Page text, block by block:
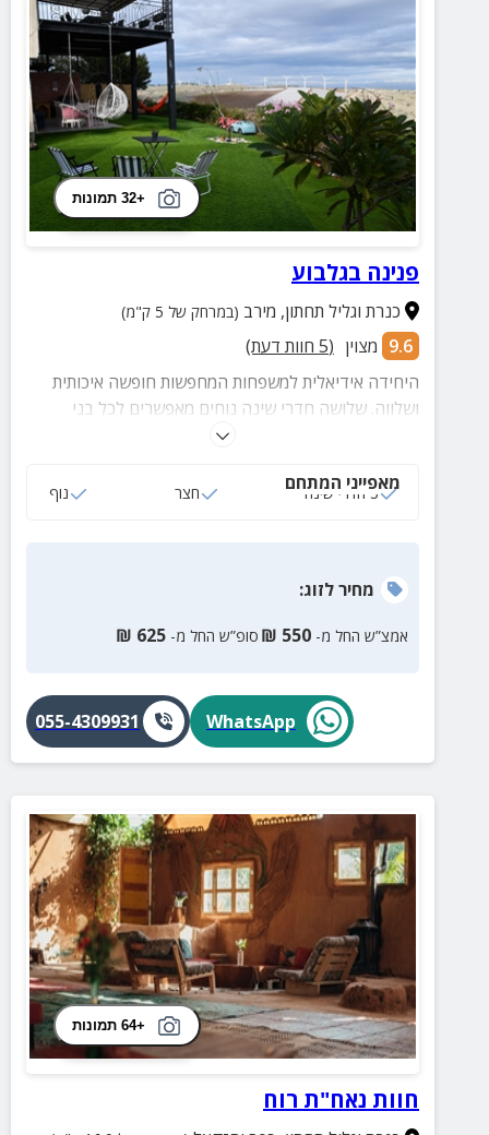
+32 תמונות
פנינה בגלבוע
כנרת וגליל תחתון, מירב (במרחק של 5 ק"מ)
9.6 מצוין (
5 חוות דעת)
היחידה אידיאלית למשפחות המחפשות חופשה איכותית
ושלווה. שלושה חדרי שינה נוחים מאפשרים לכל בני
המשפחה ליהנות מפרטיות ומנוחה, בעוד החצר הירוקה
לרוץ ולשחק.
מאפייני המתחם
3 חדרי שינה חצר נוף
מחירלזוג:
אמצ”ש החל מ- 550
₪ סופ”ש החל מ- 625
₪
WhatsApp
055-4309931
+64 תמונות
חוות נאח"ת רוח